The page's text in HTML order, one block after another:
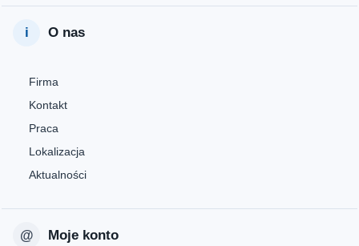
O nas
Firma
Kontakt
Praca
Lokalizacja
Aktualności
Moje konto